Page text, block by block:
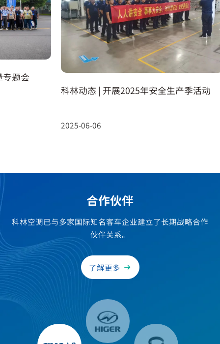
会
科林动态 | 开展2025年安全生产季活动
2025-06-06
合作伙伴
科林空调已与多家国际知名客车企业建立了长期战略合作
伙伴关系。
了解更多